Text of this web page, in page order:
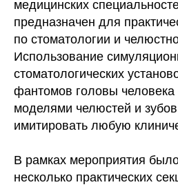
медицинских
предназначен для
по стоматологии и
Использование
стоматологических
фантомов головы
моделями челюстей и
имитировать любую
В рамках мероприятия
несколько практических